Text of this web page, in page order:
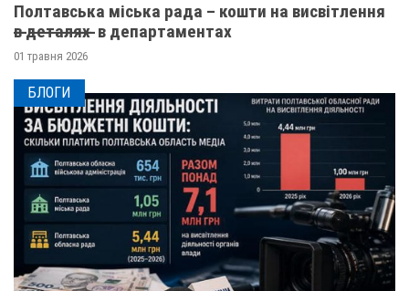
Полтавська міська рада – кошти на висвітлення
в̶ ̶д̶е̶т̶а̶л̶я̶х̶ ̶ в департаментах
01 травня 2026
БЛОГИ